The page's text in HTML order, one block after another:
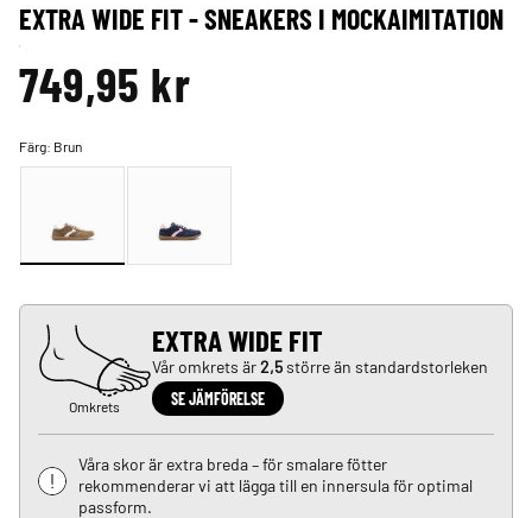
EXTRA WIDE FIT - SNEAKERS I MOCKAIMITATION
749,95 kr
Färg: Brun
Omkrets
EXTRA WIDE FIT
Vår omkrets är2,5större än standardstorleken
SE JÄMFÖRELSE
Våra skor är extra breda – för smalare fötter
rekommenderar vi att lägga till en innersula för optimal
passform.